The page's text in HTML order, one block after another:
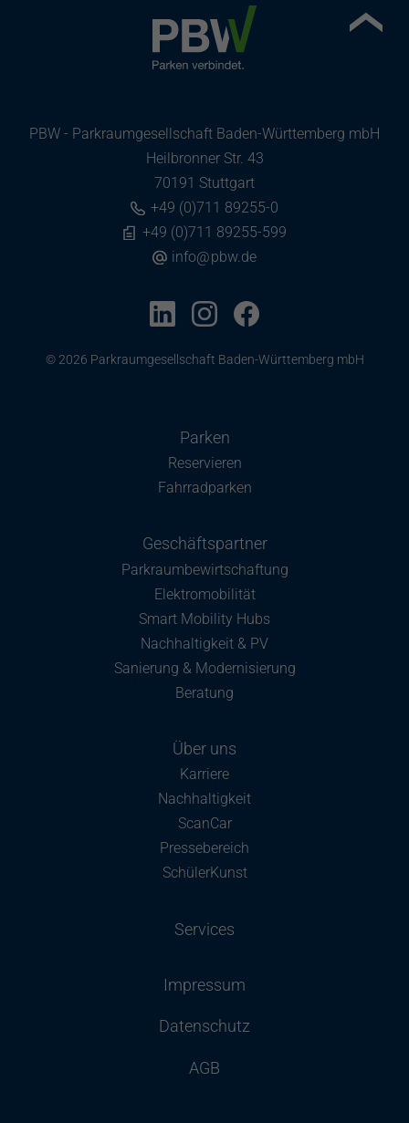
PBW - Parkraumgesellschaft Baden-Württemberg mbH
Heilbronner Str. 43
70191 Stuttgart
+49 (0)711 89255-0
+49 (0)711 89255-599
info@pbw.de
© 2026 Parkraumgesellschaft Baden-Württemberg mbH
Parken
Reservieren
Fahrradparken
Geschäftspartner
Parkraumbewirtschaftung
Elektromobilität
Smart Mobility Hubs
Nachhaltigkeit & PV
Sanierung & Modernisierung
Beratung
Über uns
Karriere
Nachhaltigkeit
ScanCar
Pressebereich
SchülerKunst
Services
Impressum
Datenschutz
AGB